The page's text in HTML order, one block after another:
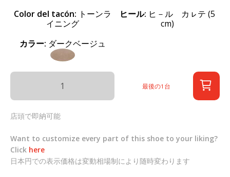
Color del tacón: トーンラ
イニング
ヒール: ヒ－ル カㇾテ (5
cm)
カラー: ダークベージュ
最後の1台
店頭で即納可能
Want to customize every part of this shoe to your liking?
Click here
日本円での表示価格は変動相場制により随時変わります